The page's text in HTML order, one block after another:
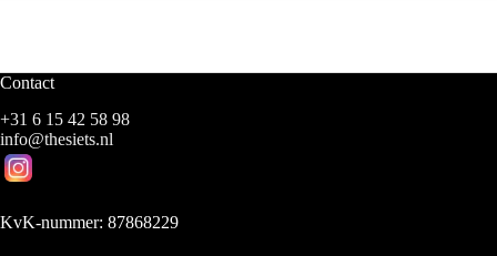
Contact
+31 6 15 42 58 98
info@thesiets.nl
KvK-nummer: 87868229